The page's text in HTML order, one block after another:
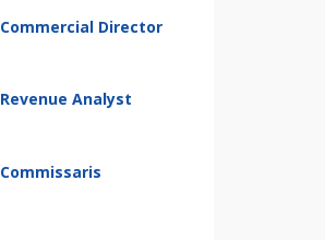
Commercial Director
Revenue Analyst
Commissaris